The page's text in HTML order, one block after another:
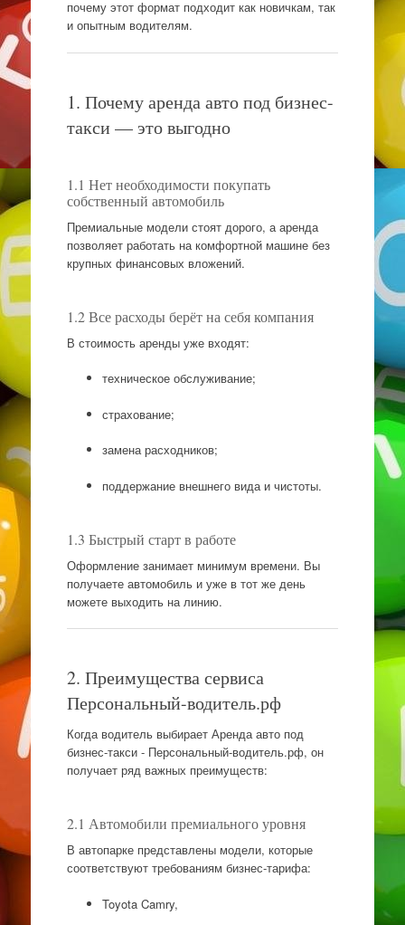
почему этот формат подходит как новичкам, так
и опытным водителям.
1. Почему аренда авто под бизнес-
такси — это выгодно
1.1 Нет необходимости покупать
собственный автомобиль
Премиальные модели стоят дорого, а аренда
позволяет работать на комфортной машине без
крупных финансовых вложений.
1.2 Все расходы берёт на себя компания
В стоимость аренды уже входят:
техническое обслуживание;
страхование;
замена расходников;
поддержание внешнего вида и чистоты.
1.3 Быстрый старт в работе
Оформление занимает минимум времени. Вы
получаете автомобиль и уже в тот же день
можете выходить на линию.
2. Преимущества сервиса
Персональный-водитель.рф
Когда водитель выбирает Аренда авто под
бизнес-такси - Персональный-водитель.рф, он
получает ряд важных преимуществ:
2.1 Автомобили премиального уровня
В автопарке представлены модели, которые
соответствуют требованиям бизнес-тарифа:
Toyota Camry,